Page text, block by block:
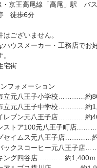
・京王高尾線「高尾」駅 バ
徒歩6分
はございません。
ハウスメーカー・工務店でお
宅街
フォメーション
立元八王子小学校…………約
立元八王子中学校…………約
レブン元八王子店…………約
ストア100元八王子町店
セイムス元八王子店…………
ックスコーヒー元八王子店
ング四谷店…………約1,400ｍ